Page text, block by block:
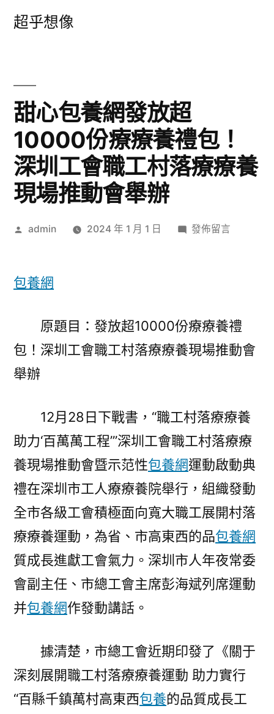
超乎想像
甜心包養網發放超
10000份療療養禮包！
深圳工會職工村落療療養
現場推動會舉辦
作
admin 2024 年 1 月 1 日
在
發
放
療
療
禮
包！
圳
工
會
工
療
養
現
場
發佈留言
包養網
原題目：發放超10000份療療養禮
包！深圳工會職工村落療療養現場推動會
舉辦
12月28日下戰書，“職工村落療療養
助力‘百萬萬工程’”深圳工會職工村落療療
養現場推動會暨示范性包養網運動啟動典
禮在深圳市工人療療養院舉行，組織發動
全市各級工會積極面向寬大職工展開村落
療療養運動，為省、市高東西的品包養網
質成長進獻工會氣力。深圳市人年夜常委
會副主任、市總工會主席彭海斌列席運動
并包養網作發動講話。
據清楚，市總工會近期印發了《關于
深刻展開職工村落療療養運動 助力實行
“百縣千鎮萬村高東西包養的品質成長工